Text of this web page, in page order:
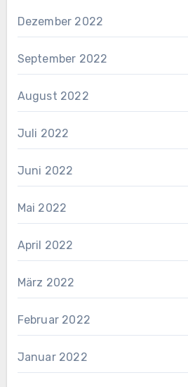
Dezember 2022
September 2022
August 2022
Juli 2022
Juni 2022
Mai 2022
April 2022
März 2022
Februar 2022
Januar 2022